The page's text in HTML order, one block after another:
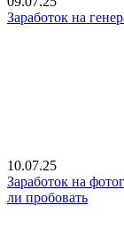
Заработок на
10.07.25
Заработок на
ли пробовать